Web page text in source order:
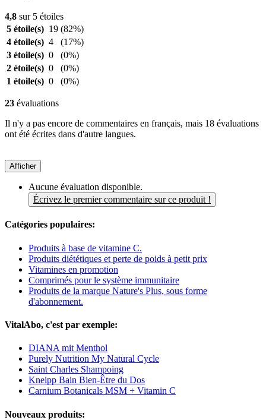
4,8 sur 5 étoiles
5 étoile(s) 19 (82%)
4 étoile(s) 4
(17%)
3 étoile(s) 0
(0%)
2 étoile(s) 0
(0%)
1 étoile(s) 0 (0%)
23 évaluations
Il n'y a pas encore de commentaires en français, mais 18 évaluations
ont été écrites dans d'autre langues.
Afficher
Aucune évaluation disponible.
Écrivez le premier commentaire sur ce produit !
Catégories populaires:
Produits à base de vitamine C.
Produits diététiques et perte de poids à petit prix
Vitamines en promotion
Comprimés pour le système immunitaire
Produits de la marque Nature's Plus, sous forme
d'abonnement.
VitalAbo, c'est par exemple:
DIANA mit Menthol
Purely Nutrition My Natural Cycle
Saint Charles Shampoing
Kneipp Bain Bien-Être du Dos
Carnium Botanicals MSM + Vitamin C
Nouveaux produits: